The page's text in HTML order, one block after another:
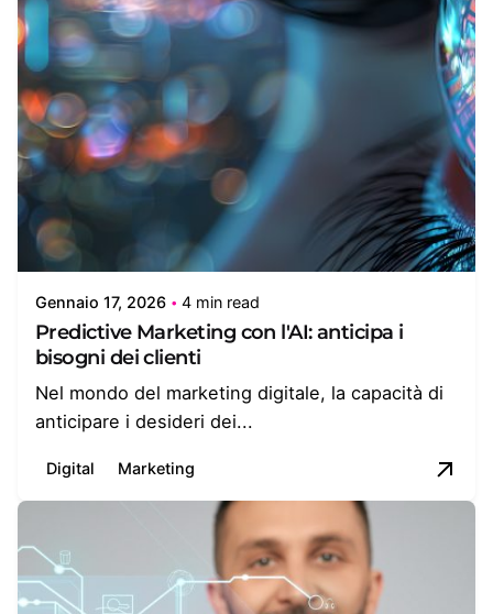
Gennaio 17, 2026 4 min read
Predictive Marketing con l'AI: anticipa i
bisogni dei clienti
Nel mondo del marketing digitale, la capacità di
anticipare i desideri dei...
Digital Marketing